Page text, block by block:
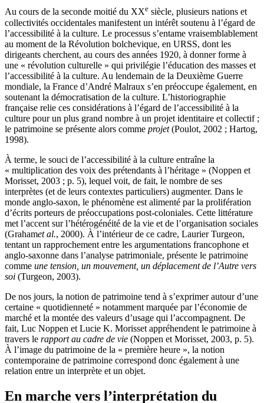
Au cours de la seconde moitié du XXe siècle, plusieurs nations et
collectivités occidentales manifestent un intérêt soutenu à l’égard de
l’accessibilité à la culture. Le processus s’entame vraisemblablement
au moment de la Révolution bolchevique, en URSS, dont les
dirigeants cherchent, au cours des années 1920, à donner forme à
une « révolution culturelle » qui privilégie l’éducation des masses et
l’accessibilité à la culture. Au lendemain de la Deuxième Guerre
mondiale, la France d’André Malraux s’en préoccupe également, en
soutenant la démocratisation de la culture. L’historiographie
française relie ces considérations à l’égard de l’accessibilité à la
culture pour un plus grand nombre à un projet identitaire et collectif ;
le patrimoine se présente alors comme projet(Poulot, 2002 ; Hartog,
1998).
À terme, le souci de l’accessibilité à la culture entraîne la
« multiplication des voix des prétendants à l’héritage » (Noppen et
Morisset, 2003 ; p. 5), lequel voit, de fait, le nombre de ses
interprètes (et de leurs contextes particuliers) augmenter. Dans le
monde anglo-saxon, le phénomène est alimenté par la prolifération
d’écrits porteurs de préoccupations post-coloniales. Cette littérature
met l’accent sur l’hétérogénéité de la vie et de l’organisation sociales
(Grahamet al., 2000). À l’intérieur de ce cadre, Laurier Turgeon,
tentant un rapprochement entre les argumentations francophone et
anglo-saxonne dans l’analyse patrimoniale, présente le patrimoine
comme une tension, un mouvement, un déplacement de l’Autre vers
soi (Turgeon, 2003).
De nos jours, la notion de patrimoine tend à s’exprimer autour d’une
certaine « quotidienneté » notamment marquée par l’économie de
marché et la montée des valeurs d’usage qui l’accompagnent. De
fait, Luc Noppen et Lucie K. Morisset appréhendent le patrimoine à
travers le rapport au cadre de vie (Noppen et Morisset, 2003, p. 5).
À l’image du patrimoine de la « première heure », la notion
contemporaine de patrimoine correspond donc également à une
relation entre un interprète et un objet.
En marche vers l’interprétation du